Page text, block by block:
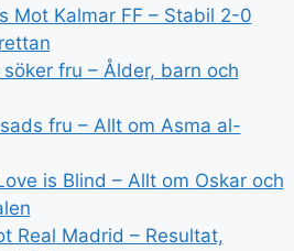
Mot Kalmar FF – Stabil 2-0
fru – Ålder, barn och
fru – Allt om Asma al-
is Blind – Allt om Oskar och
Real Madrid – Resultat,